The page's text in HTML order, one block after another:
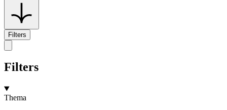
Filters
Filters
Thema